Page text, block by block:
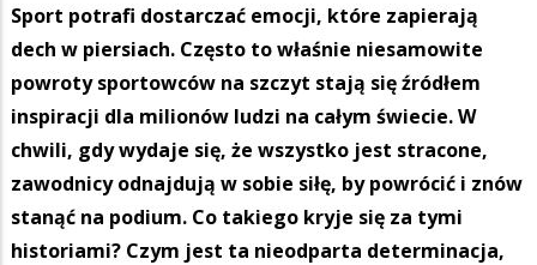
Sport potrafi dostarczać emocji, które zapierają
dech w piersiach. Często to właśnie niesamowite
powroty sportowców na szczyt stają się źródłem
inspiracji dla milionów ludzi na całym świecie. W
chwili, gdy wydaje się, że wszystko jest stracone,
zawodnicy odnajdują w sobie siłę, by powrócić i znów
stanąć na podium. Co takiego kryje się za tymi
historiami? Czym jest ta nieodparta determinacja,